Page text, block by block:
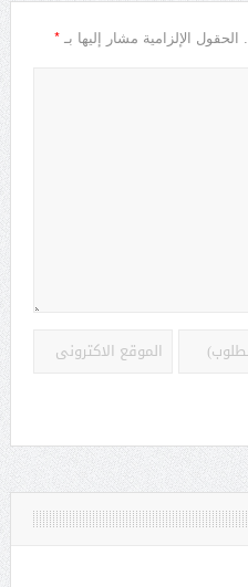
الحقول الإلزامية مشار إليها بـ *